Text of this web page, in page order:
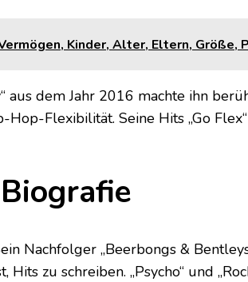
Kinder, Alter, Eltern, Größe,
aus dem Jahr 2016 machte ihn
Flexibilität. Seine Hits „Go
Nachfolger „Beerbongs &
zu schreiben. „Psycho“ und